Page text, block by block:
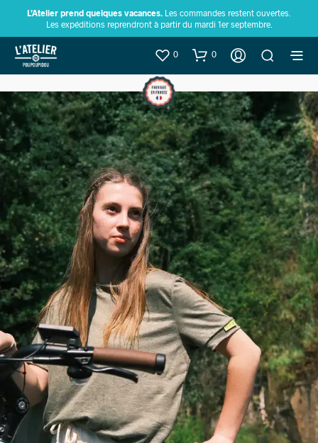
L’Atelier prend quelques vacances. Les commandes restent ouvertes.
Les expéditions reprendront à partir du mardi 1er septembre.
0 0